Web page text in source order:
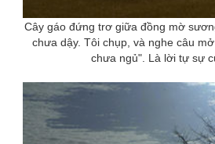
Cây gáo đứng trơ giữa đồng mờ
chưa dậy. Tôi chụp, và nghe câu
chưa ngủ". Là lời tự sự
NGƯỜI
TÔI GẶP,
TÔI VIẾT
hành trình phác dựng
trí tưởng tượng, nơi
do tạo hình mọi thứ